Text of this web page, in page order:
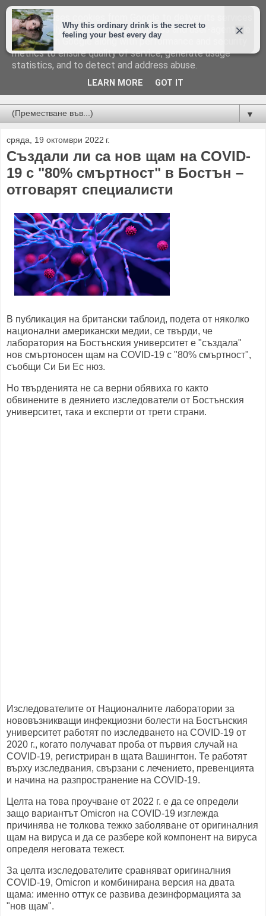
Новини от Бургас, страната и света!
▼
сряда, 19 октомври 2022 г.
Създали ли са нов щам на COVID-
19 с "80% смъртност" в Бостън –
отговарят специалисти
В публикация на британски таблоид, подета от няколко
национални американски медии, се твърди, че
лаборатория на Бостънския университет е "създала"
нов смъртоносен щам на COVID-19 с "80% смъртност",
съобщи Си Би Ес нюз.
Но твърденията не са верни обявиха го както
обвинените в деянието изследователи от Бостънския
университет, така и експерти от трети страни.
Изследователите от Националните лаборатории за
нововъзникващи инфекциозни болести на Бостънския
университет работят по изследването на COVID-19 от
2020 г., когато получават проба от първия случай на
COVID-19, регистриран в щата Вашингтон. Те работят
върху изследвания, свързани с лечението, превенцията
и начина на разпространение на COVID-19.
Целта на това проучване от 2022 г. е да се определи
защо вариантът Omicron на COVID-19 изглежда
причинява не толкова тежко заболяване от оригиналния
щам на вируса и да се разбере кой компонент на вируса
определя неговата тежест.
За целта изследователите сравняват оригиналния
COVID-19, Omicron и комбинирана версия на двата
щама: именно оттук се развива дезинформацията за
"нов щам".
This site uses cookies from Google to deliver its services
and to analyze traffic. Your IP address and user-agent are
shared with Google along with performance and security
metrics to ensure quality of service, generate usage
statistics, and to detect and address abuse.
LEARN MORE GOT IT